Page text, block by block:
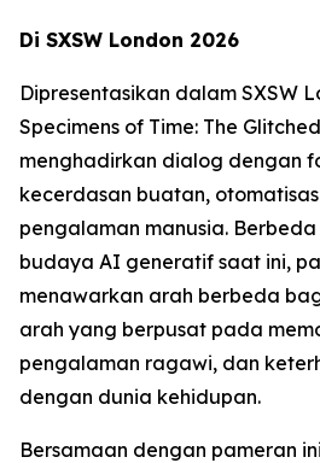
Di SXSW London 2026
Dipresentasikan dalam SXSW
Specimens of Time: The
menghadirkan dialog dengan
kecerdasan buatan,
pengalaman manusia.
budaya AI generatif saat ini,
menawarkan arah berbeda
arah yang berpusat pada
pengalaman ragawi, dan
dengan dunia kehidupan.
Bersamaan dengan pameran